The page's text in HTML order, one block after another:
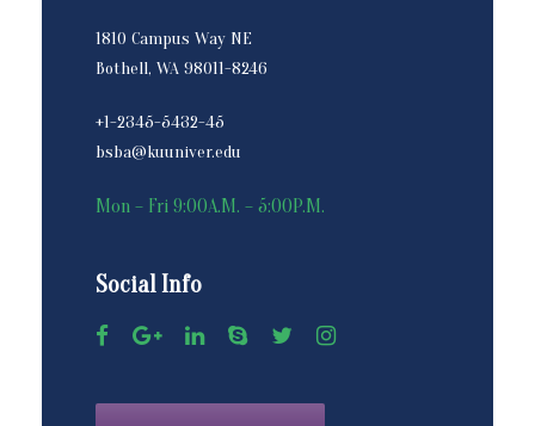
1810 Campus Way NE
Bothell, WA 98011-8246
+1-2345-5432-45
bsba@kuuniver.edu
Mon – Fri 9:00A.M. – 5:00P.M.
Social Info